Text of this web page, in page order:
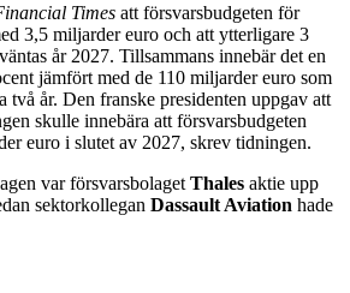
Times att försvarsbudgeten för
3,5 miljarder euro och att ytterligare 3
år 2027. Tillsammans innebär det en
jämfört med de 110 miljarder euro som
två år. Den franske presidenten uppgav att
skulle innebära att försvarsbudgeten
euro i slutet av 2027, skrev tidningen.
var försvarsbolaget Thales aktie upp
sektorkollegan Dassault Aviation hade